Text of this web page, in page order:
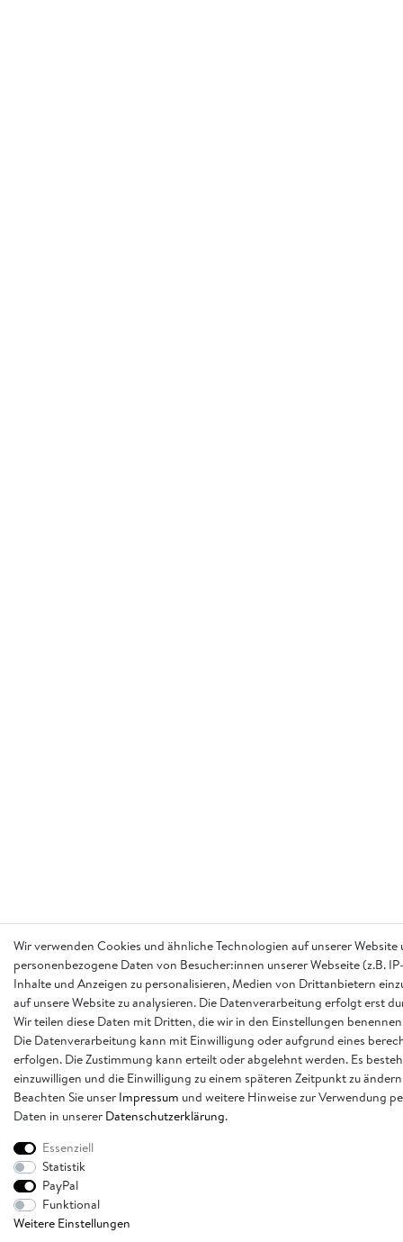
Wir verwenden Cookies und ähnliche Technologien auf unserer
personenbezogene Daten von Besucher:innen unserer Webseite (z.B.
Inhalte und Anzeigen zu personalisieren, Medien von Drittanbietern
auf unsere Website zu analysieren. Die Datenverarbeitung erfolgt erst
Wir teilen diese Daten mit Dritten, die wir in den Einstellungen
Die Datenverarbeitung kann mit Einwilligung oder aufgrund eines
erfolgen. Die Zustimmung kann erteilt oder abgelehnt werden. Es
einzuwilligen und die Einwilligung zu einem späteren Zeitpunkt zu
Beachten Sie unser Impressum und weitere Hinweise zur Verwendung
Daten in unserer Daten­schutz­erklärung.
Essenziell
Statistik
PayPal
Funktional
Weitere Einstellungen